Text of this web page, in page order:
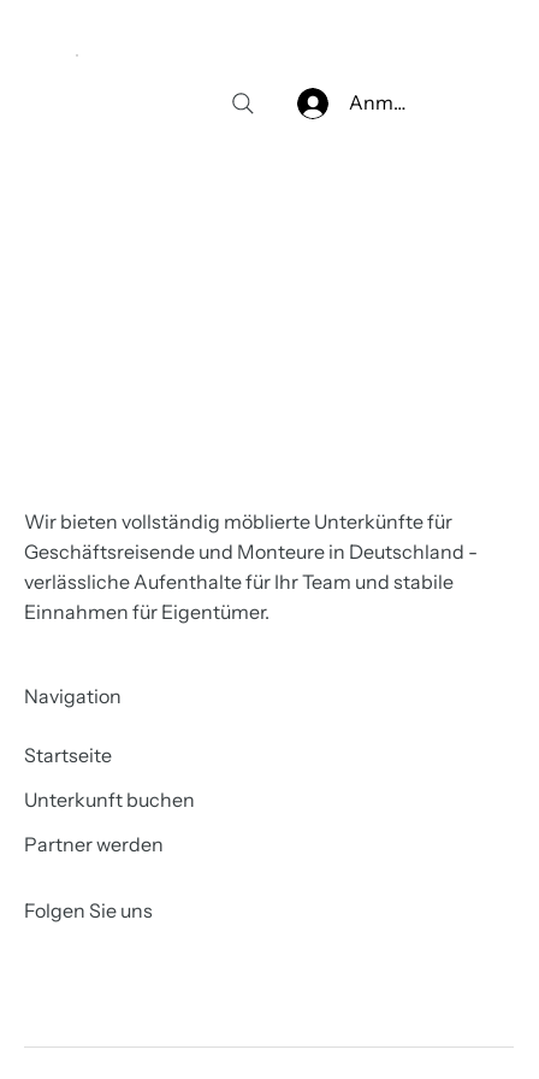
Anmelden
Navigation
Startseite
Unterkunft buchen
Partner werden
Folgen Sie uns
Wir bieten vollständig möblierte Unterkünfte für
Geschäftsreisende und Monteure in Deutschland -
verlässliche Aufenthalte für Ihr Team und stabile
Einnahmen für Eigentümer.